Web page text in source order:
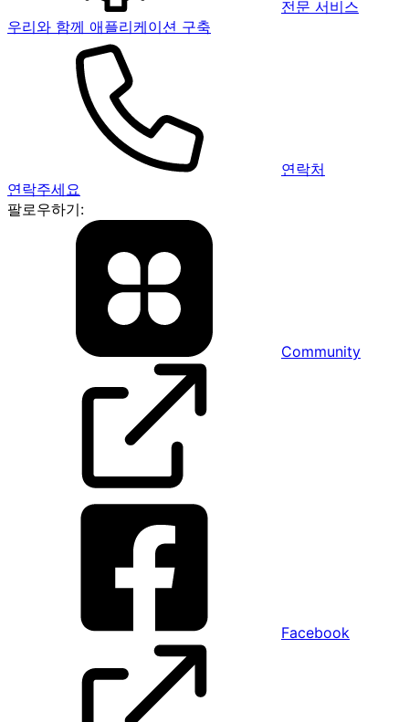
전문 서비스
우리와 함께 애플리케이션 구축
연락처
연락주세요
팔로우하기:
Community
Facebook